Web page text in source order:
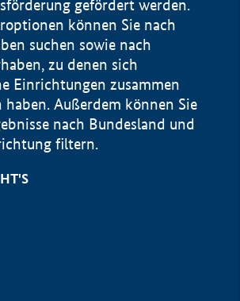
gefördert werden.
können Sie nach
suchen sowie nach
zu denen sich
Einrichtungen zusammen
haben. Außerdem können Sie
nach Bundesland und
filtern.